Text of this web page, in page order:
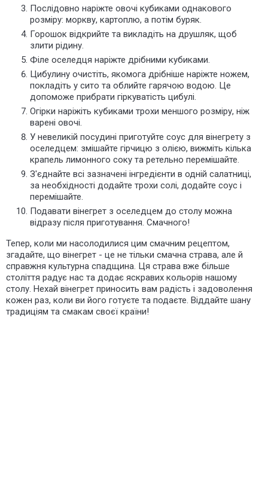
Послідовно наріжте овочі кубиками однакового
розміру: моркву, картоплю, а потім буряк.
Горошок відкрийте та викладіть на друшляк, щоб
злити рідину.
Філе оселедця наріжте дрібними кубиками.
Цибулину очистіть, якомога дрібніше наріжте ножем,
покладіть у сито та облийте гарячою водою. Це
допоможе прибрати гіркуватість цибулі.
Огірки наріжіть кубиками трохи меншого розміру, ніж
варені овочі.
У невеликій посудині приготуйте соус для вінегрету з
оселедцем: змішайте гірчицю з олією, вижміть кілька
крапель лимонного соку та ретельно перемішайте.
З'єднайте всі зазначені інгредієнти в одній салатниці,
за необхідності додайте трохи солі, додайте соус і
перемішайте.
Подавати вінегрет з оселедцем до столу можна
відразу після приготування. Смачного!
Тепер, коли ми насолодилися цим смачним рецептом,
згадайте, що вінегрет - це не тільки смачна страва, але й
справжня культурна спадщина. Ця страва вже більше
століття радує нас та додає яскравих кольорів нашому
столу. Нехай вінегрет приносить вам радість і задоволення
кожен раз, коли ви його готуєте та подаєте. Віддайте шану
традиціям та смакам своєї країни!